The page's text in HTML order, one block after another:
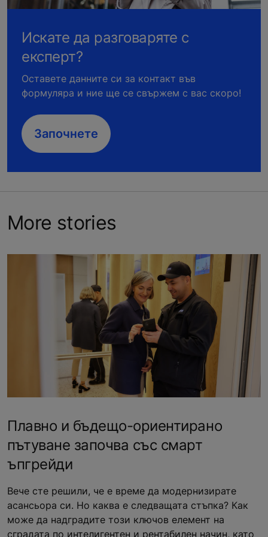
Искате да разговаряте с
експерт?
Оставете данните си за контакт във
формуляра и ние ще се свържем с вас скоро!
Започнете
More stories
Плавно и бъдещо-ориентирано
пътуване започва със смарт
ъпгрейди
Вече сте решили, че е време да модернизирате
асансьора си. Но каква е следващата стъпка? Как
може да надградите този ключов елемент на
сградата по интелигентен и рентабилен начин, като